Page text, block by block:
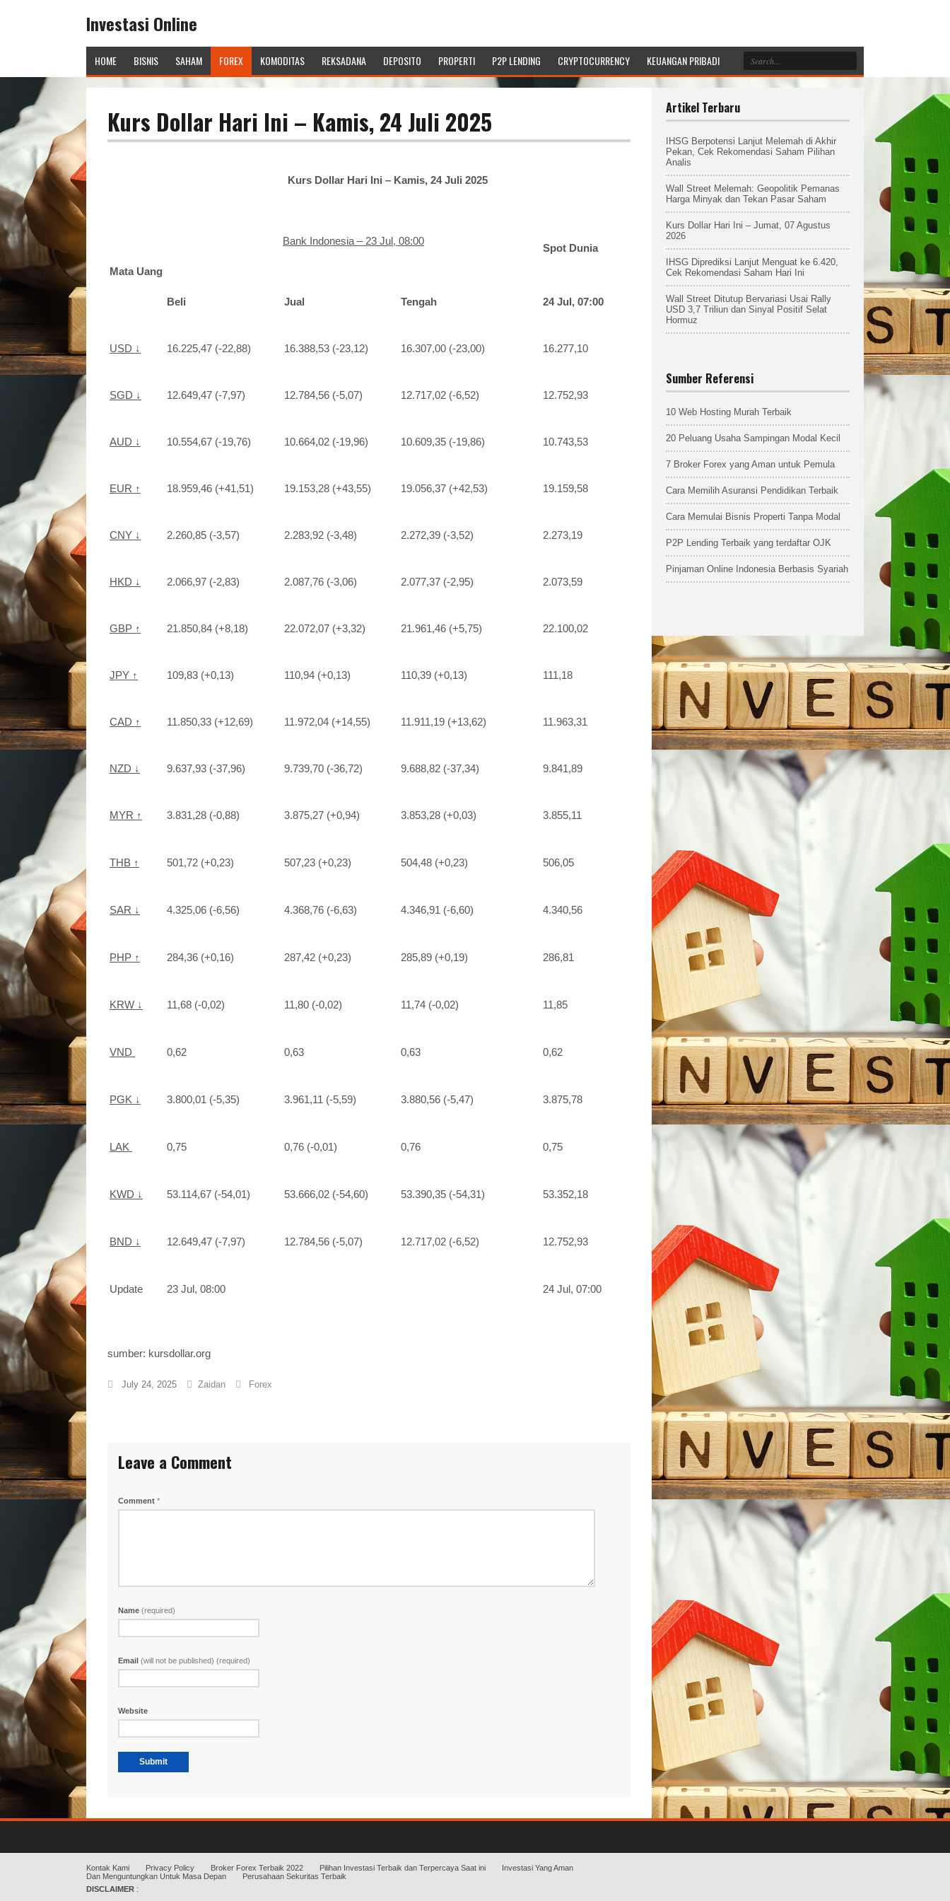
Investasi Online
HOME BISNIS SAHAM FOREX KOMODITAS REKSADANA DEPOSITO PROPERTI P2P LENDING CRYPTOCURRENCY KEUANGAN PRIBADI
Kurs Dollar Hari Ini – Kamis, 24 Juli 2025
Kurs Dollar Hari Ini – Kamis, 24 Juli 2025
Mata Uang
Bank Indonesia – 23 Jul, 08:00
Spot Dunia
Beli Jual Tengah 24 Jul, 07:00
USD ↓ 16.225,47 (-22,88) 16.388,53 (-23,12) 16.307,00 (-23,00) 16.277,10
SGD ↓ 12.649,47 (-7,97) 12.784,56 (-5,07) 12.717,02 (-6,52) 12.752,93
AUD ↓ 10.554,67 (-19,76) 10.664,02 (-19,96) 10.609,35 (-19,86) 10.743,53
EUR ↑ 18.959,46 (+41,51) 19.153,28 (+43,55) 19.056,37 (+42,53) 19.159,58
CNY ↓ 2.260,85 (-3,57) 2.283,92 (-3,48) 2.272,39 (-3,52) 2.273,19
HKD ↓ 2.066,97 (-2,83) 2.087,76 (-3,06) 2.077,37 (-2,95) 2.073,59
GBP ↑ 21.850,84 (+8,18) 22.072,07 (+3,32) 21.961,46 (+5,75) 22.100,02
JPY ↑ 109,83 (+0,13) 110,94 (+0,13) 110,39 (+0,13) 111,18
CAD ↑ 11.850,33 (+12,69) 11.972,04 (+14,55) 11.911,19 (+13,62) 11.963,31
NZD ↓ 9.637,93 (-37,96) 9.739,70 (-36,72) 9.688,82 (-37,34) 9.841,89
MYR ↑ 3.831,28 (-0,88) 3.875,27 (+0,94) 3.853,28 (+0,03) 3.855,11
THB ↑ 501,72 (+0,23) 507,23 (+0,23) 504,48 (+0,23) 506,05
SAR ↓ 4.325,06 (-6,56) 4.368,76 (-6,63) 4.346,91 (-6,60) 4.340,56
PHP ↑ 284,36 (+0,16) 287,42 (+0,23) 285,89 (+0,19) 286,81
KRW ↓ 11,68 (-0,02) 11,80 (-0,02) 11,74 (-0,02) 11,85
VND 0,62 0,63 0,63 0,62
PGK ↓ 3.800,01 (-5,35) 3.961,11 (-5,59) 3.880,56 (-5,47) 3.875,78
LAK 0,75 0,76 (-0,01) 0,76 0,75
KWD ↓ 53.114,67 (-54,01) 53.666,02 (-54,60) 53.390,35 (-54,31) 53.352,18
BND ↓ 12.649,47 (-7,97) 12.784,56 (-5,07) 12.717,02 (-6,52) 12.752,93
Update 23 Jul, 08:00 24 Jul, 07:00
sumber: kursdollar.org
July 24, 2025 Zaidan Forex
Leave a Comment
Comment *
Name (required)
Email (will not be published) (required)
Website
Artikel Terbaru
IHSG Berpotensi Lanjut Melemah di Akhir
Pekan, Cek Rekomendasi Saham Pilihan
Analis
Wall Street Melemah: Geopolitik Pemanas
Harga Minyak dan Tekan Pasar Saham
Kurs Dollar Hari Ini – Jumat, 07 Agustus
2026
IHSG Diprediksi Lanjut Menguat ke 6.420,
Cek Rekomendasi Saham Hari Ini
Wall Street Ditutup Bervariasi Usai Rally
USD 3,7 Triliun dan Sinyal Positif Selat
Hormuz
Sumber Referensi
10 Web Hosting Murah Terbaik
20 Peluang Usaha Sampingan Modal Kecil
7 Broker Forex yang Aman untuk Pemula
Cara Memilih Asuransi Pendidikan Terbaik
Cara Memulai Bisnis Properti Tanpa Modal
P2P Lending Terbaik yang terdaftar OJK
Pinjaman Online Indonesia Berbasis Syariah
Kontak Kami Privacy Policy Broker Forex Terbaik 2022 Pilihan Investasi Terbaik dan Terpercaya Saat ini
Investasi Yang Aman
Dan Menguntungkan Untuk Masa Depan
Perusahaan Sekuritas Terbaik
DISCLAIMER :